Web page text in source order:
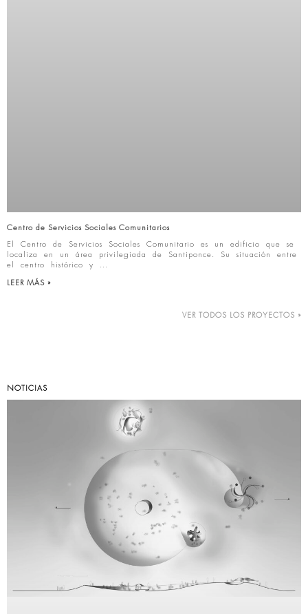
Centro de Servicios Sociales Comunitarios
El Centro de Servicios Sociales Comunitario es un edificio que se
localiza en un área privilegiada de Santiponce. Su situación entre
el centro histórico y
LEER MÁS »
VER TODOS LOS PROYECTOS »
NOTICIAS